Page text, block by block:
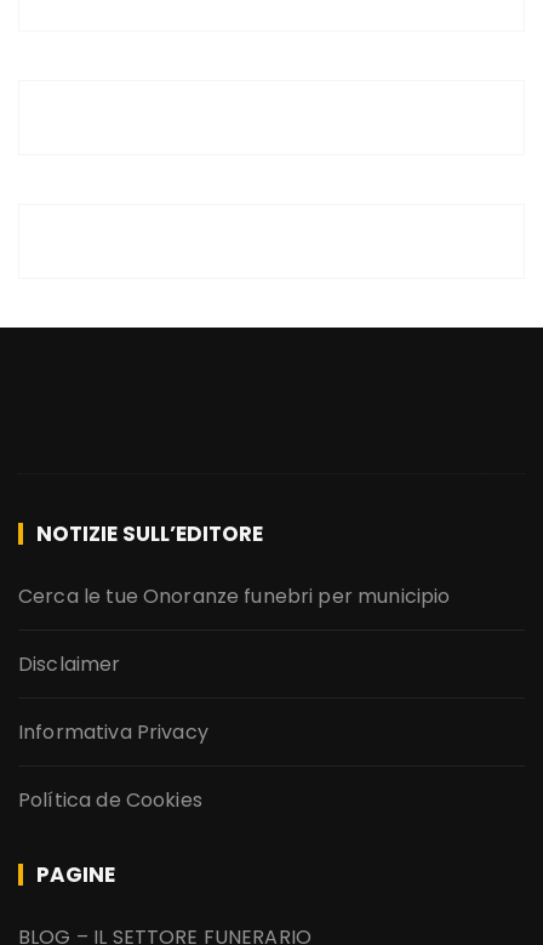
NOTIZIE SULL’EDITORE
Cerca le tue Onoranze funebri per municipio
Disclaimer
Informativa Privacy
Política de Cookies
PAGINE
BLOG – IL SETTORE FUNERARIO